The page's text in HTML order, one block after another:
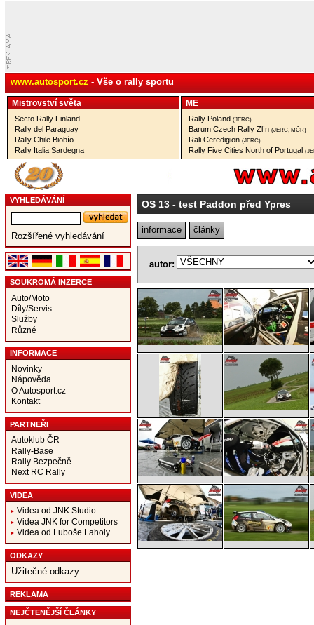
www.autosport.cz - Vše o rally sportu
Mistrovství­ světa
Secto Rally Finland
Rally del Paraguay
Rally Chile Biobío
Rally Italia Sardegna
ME
Rally Poland (JERC)
Barum Czech Rally Zlín (JERC, MČR)
Rali Ceredigion (JERC)
Rally Five Cities North of Portugal
VYHLEDÁVÁNÍ
Rozšířené vyhledávání
SOUKROMÁ INZERCE
Auto/Moto
Díly/Servis
Služby
Různé
INFORMACE
Novinky
Nápověda
O Autosport.cz
Kontakt
PARTNEŘI
Autoklub ČR
Rally-Base
Rally Bezpečně
Next RC Rally
VIDEA
Videa od JNK Studio
Videa JNK for Competitors
Videa od Luboše Laholy
ODKAZY
Užitečné odkazy
REKLAMA
NEJČTENĚJŠÍ ČLÁNKY
OS 13- test Paddon před Ypres
informace články
autor: